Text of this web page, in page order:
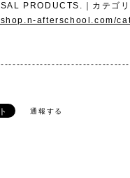
PRODUCTS.｜カテゴリ
afterschool.com/
通報する